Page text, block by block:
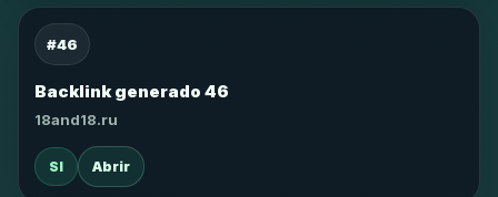
#46
Backlink generado 46
18and18.ru
SI Abrir